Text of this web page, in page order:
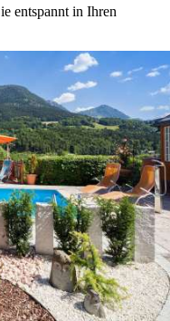
entspannt in Ihren